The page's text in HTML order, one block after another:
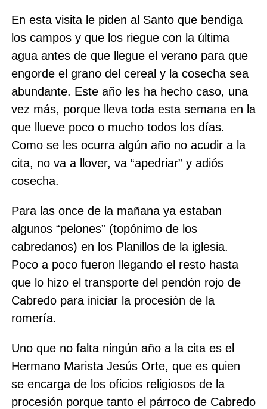
En esta visita le piden al Santo que bendiga
los campos y que los riegue con la última
agua antes de que llegue el verano para que
engorde el grano del cereal y la cosecha sea
abundante. Este año les ha hecho caso, una
vez más, porque lleva toda esta semana en la
que llueve poco o mucho todos los días.
Como se les ocurra algún año no acudir a la
cita, no va a llover, va “apedriar” y adiós
cosecha.
Para las once de la mañana ya estaban
algunos “pelones” (topónimo de los
cabredanos) en los Planillos de la iglesia.
Poco a poco fueron llegando el resto hasta
que lo hizo el transporte del pendón rojo de
Cabredo para iniciar la procesión de la
romería.
Uno que no falta ningún año a la cita es el
Hermano Marista Jesús Orte, que es quien
se encarga de los oficios religiosos de la
procesión porque tanto el párroco de Cabredo